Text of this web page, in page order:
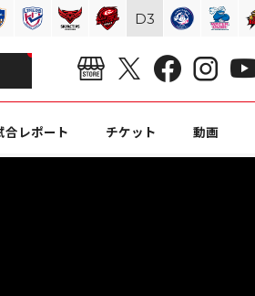
合レポート チケット 動画
D3